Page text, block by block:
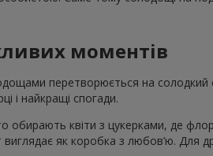
моментів
перетворюється на солодкий
і найкращі спогади.
квіти з цукерками, де
як коробка з любов’ю. Для